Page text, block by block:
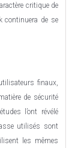
critique de
continuera de se
finaux,
de sécurité
l’ont révélé
utilisés sont
les mêmes